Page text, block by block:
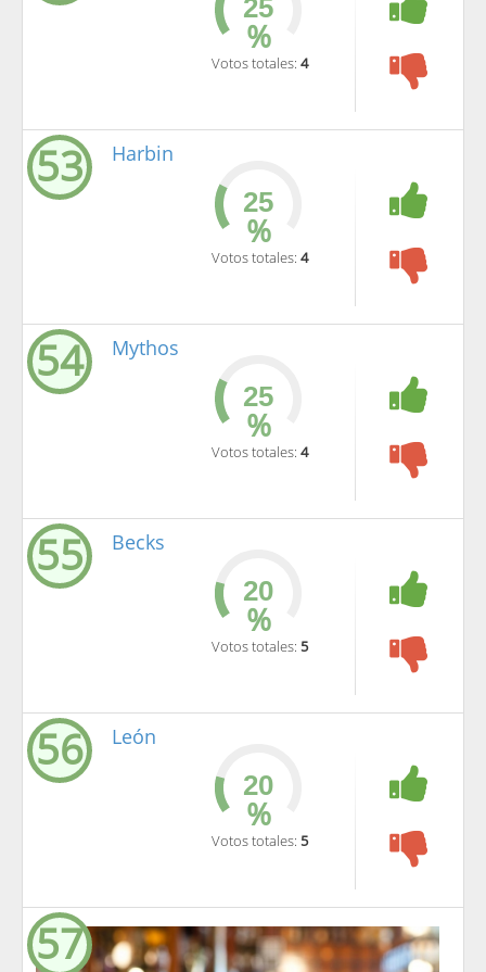
%
Votos totales: 4
53 Harbin
%
Votos totales: 4
54 Mythos
%
Votos totales: 4
55 Becks
%
Votos totales: 5
56 León
%
Votos totales: 5
57